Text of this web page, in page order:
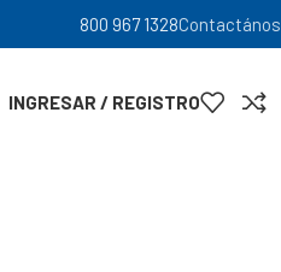
800 967 1328Contactános
INGRESAR / REGISTRO